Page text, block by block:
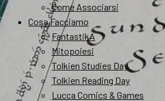
Come Associarsi
Cosa Facciamo
FantastikA
Mitopoiesi
Tolkien Studies Day
Tolkien Reading Day
Lucca Comics & Games